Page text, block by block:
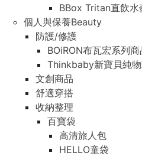
BBox Tritan直飲
個人與保養Beauty
防護/修護
BOiRON布瓦宏系列商
Thinkbaby新寶貝純
文創商品
舒適穿搭
收納整理
百寶袋
高清旅人包
HELLO童袋